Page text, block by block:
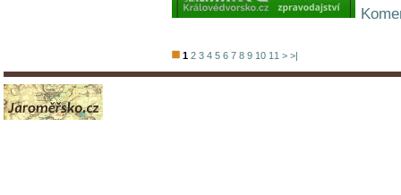
1 2 3 4 5 6 7 8 9 10 11 > >|